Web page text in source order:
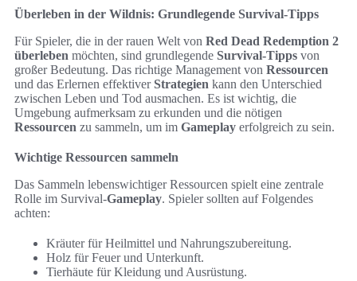
Überleben in der Wildnis: Grundlegende Survival-Tipps
Für Spieler, die in der rauen Welt von Red Dead Redemption 2
überleben möchten, sind grundlegende Survival-Tipps von
großer Bedeutung. Das richtige Management von Ressourcen
und das Erlernen effektiverStrategien kann den Unterschied
zwischen Leben und Tod ausmachen. Es ist wichtig, die
Umgebung aufmerksam zu erkunden und die nötigen
Ressourcen zu sammeln, um im Gameplay erfolgreich zu sein.
Wichtige Ressourcen sammeln
Das Sammeln lebenswichtiger Ressourcen spielt eine zentrale
Rolle im Survival-Gameplay. Spieler sollten auf Folgendes
achten:
Kräuter für Heilmittel und Nahrungszubereitung.
Holz für Feuer und Unterkunft.
Tierhäute für Kleidung und Ausrüstung.